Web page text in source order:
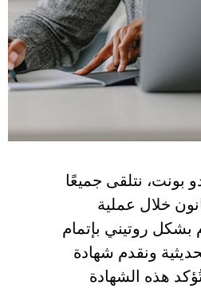
بونت، نتلقى جميعًا
خلال عملية
بشكل روتيني بإتمام
ونقدم شهادة
هذه الشهادة